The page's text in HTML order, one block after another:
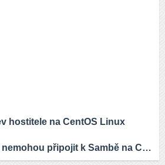
hostitele na CentOS Linux
připojit k Sambě na CentOS 7.x